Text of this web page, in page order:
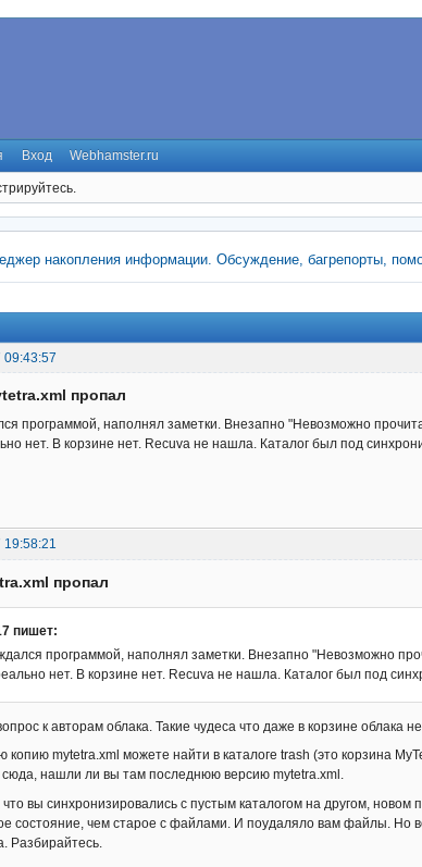
Вход Webhamster.ru
накопления информации. Обсуждение, багрепорты,
09:43:57
пропал
программой, наполнял заметки. Внезапно "Невозможно
нет. В корзине нет. Recuva не нашла. Каталог был под
19:58:21
пропал
пишет:
программой, наполнял заметки. Внезапно "Невозможно
нет. В корзине нет. Recuva не нашла. Каталог был под
к авторам облака. Такие чудеса что даже в корзине облака
копию mytetra.xml можете найти в каталоге trash (это корзина
нашли ли вы там последнюю версию mytetra.xml.
вы синхронизировались с пустым каталогом на другом,
состояние, чем старое с файлами. И поудаляло вам файлы. Но
Разбирайтесь.